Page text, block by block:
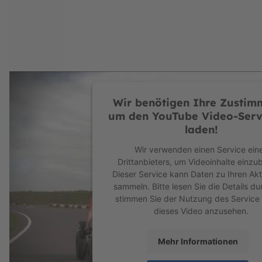
Durch die Kugelkopfsteuerung lässt sich das
ob es zu deiner nächsten Verabredung oder
Stabile Straßenlage auch
Durch die bewährte Pendelachse bleiben
Jahrelanges
Der Sitz ist mit wenigen Handgriffen und
Damit sind die XL BFR Gokart’s von BERG
Das BERG BFR System
Wenn du während der Fahrt einmal nicht in
Rückwärtsgang, wenn du wieder in die
Wir benötigen Ihre
um den YouTube Video-
laden!
Wir verwenden einen Service
Drittanbieters, um Videoinhalte
Dieser Service kann Daten zu Ihren
sammeln. Bitte lesen Sie die Details
stimmen Sie der Nutzung des Service
dieses Video anzusehen.
Mehr Informationen